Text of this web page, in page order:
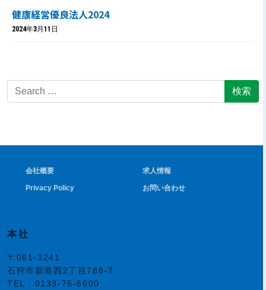
健康経営優良法人2024
2024年3月11日
Search for:
会社概要 求人情報
Privacy Policy お問い合わせ
本社
〒061-3241
石狩市新港西2丁目788-7
TEL : 0133-75-6600